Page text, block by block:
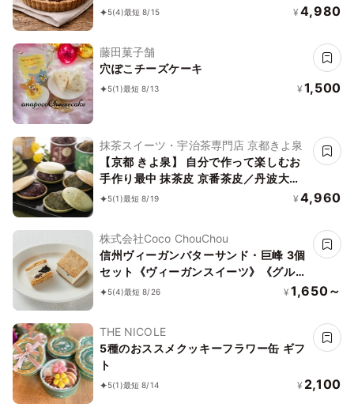
5号 15cm 《ヴィーガンスイーツ・ヴィ
5(4)最短 8/15 ¥ 4,980
藤田菓子舗
穴ぽこチーズケーキ
5(1)最短 8/13 ¥ 1,500
抹茶スイーツ・宇治茶専門店 京都きよ泉
【京都 きよ泉】 自分で作って楽しむお
手作り最中 抹茶皮 京番茶皮／丹波大納
言あん 抹茶あん 2種もなかセット 和菓
5(1)最短 8/19 ¥ 4,960
株式会社Coco ChouChou
信州ヴィーガンバターサンド・巨峰 3個
セット《ヴィーガンスイーツ》《グルテ
ンフリー》
5(4)最短 8/26 ¥ 1,650～
THE NICOLE
5種のおススメクッキーフラワー缶 ギフ
ト
5(1)最短 8/14 ¥ 2,100